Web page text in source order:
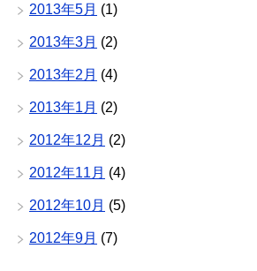
2013年5月 (1)
2013年3月 (2)
2013年2月 (4)
2013年1月 (2)
2012年12月 (2)
2012年11月 (4)
2012年10月 (5)
2012年9月 (7)